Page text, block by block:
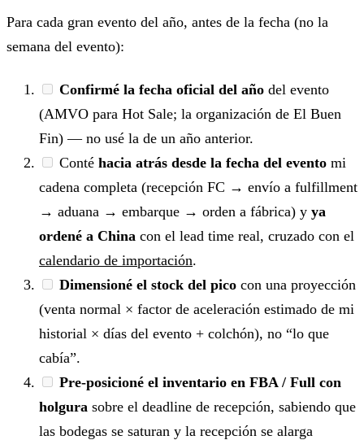
Para cada gran evento del año, antes de la fecha (no la
semana del evento):
Confirmé la fecha oficial del año del evento
(AMVO para Hot Sale; la organización de El Buen
Fin) — no usé la de un año anterior.
Conté hacia atrás desde la fecha del evento mi
cadena completa (recepción FC → envío a fulfillment
→ aduana → embarque → orden a fábrica) y ya
ordené a China con el lead time real, cruzado con el
calendario de importación.
Dimensioné el stock del pico con una proyección
(venta normal × factor de aceleración estimado de mi
historial × días del evento + colchón), no “lo que
cabía”.
Pre-posicioné el inventario en FBA / Full con
holgura sobre el deadline de recepción, sabiendo que
las bodegas se saturan y la recepción se alarga